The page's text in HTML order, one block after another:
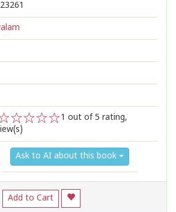
2
1 out of 5 rating,
Ask to AI about this book
Add to Cart